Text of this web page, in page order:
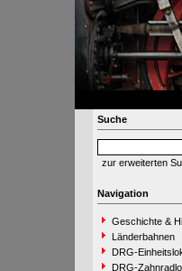
Suche
zur erweiterten
Navigation
Geschichte &
Länderbahnen
DRG-
DRG-